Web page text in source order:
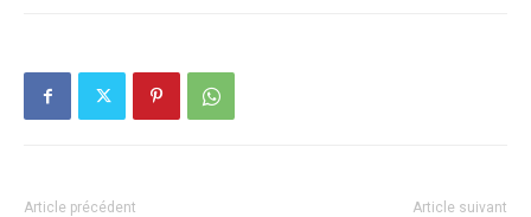
Article précédent Article suivant